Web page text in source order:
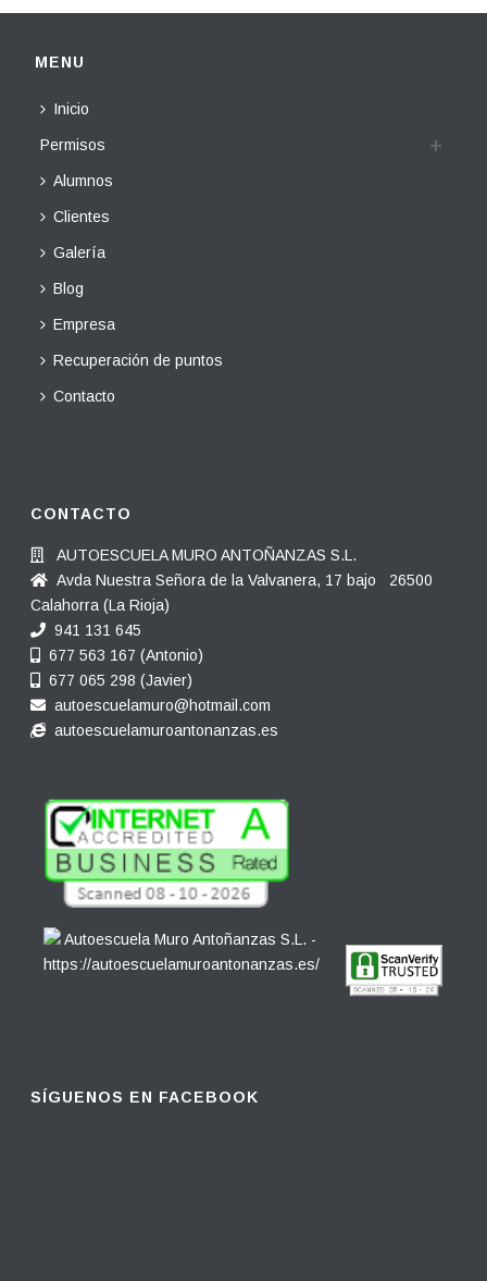
MENU
Inicio
Permisos
Alumnos
Clientes
Galería
Blog
Empresa
Recuperación de puntos
Contacto
CONTACTO
AUTOESCUELA MURO ANTOÑANZAS S.L.
Avda Nuestra Señora de la Valvanera, 17 bajo 26500
Calahorra (La Rioja)
941 131 645
677 563 167 (Antonio)
677 065 298 (Javier)
autoescuelamuro@hotmail.com
autoescuelamuroantonanzas.es
SÍGUENOS EN FACEBOOK